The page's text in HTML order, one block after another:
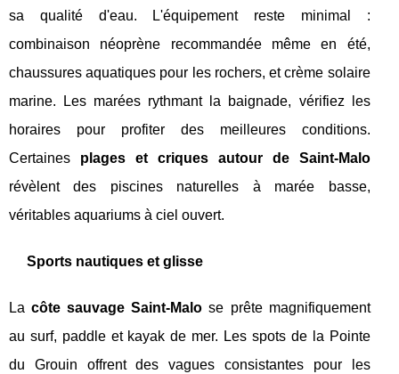
sa qualité d'eau. L'équipement reste minimal :
combinaison néoprène recommandée même en été,
chaussures aquatiques pour les rochers, et crème solaire
marine. Les marées rythmant la baignade, vérifiez les
horaires pour profiter des meilleures conditions.
Certaines plages et criques autour de Saint-Malo
révèlent des piscines naturelles à marée basse,
véritables aquariums à ciel ouvert.
Sports nautiques et glisse
Lacôte sauvage Saint-Malo se prête magnifiquement
au surf, paddle et kayak de mer. Les spots de la Pointe
du Grouin offrent des vagues consistantes pour les